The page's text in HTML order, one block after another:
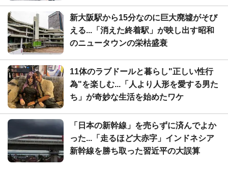
新大阪駅から15分なのに巨大廃墟がそび
える...「消えた終着駅」が映し出す昭和
のニュータウンの栄枯盛衰
11体のラブドールと暮らし"正しい性行
為"を楽しむ...「人より人形を愛する男た
ち」が奇妙な生活を始めたワケ
「日本の新幹線」を売らずに済んでよか
った...「走るほど大赤字」インドネシア
新幹線を勝ち取った習近平の大誤算